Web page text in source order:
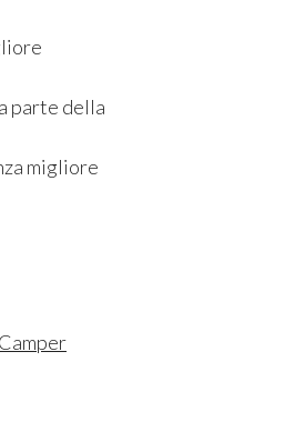
parte della
migliore